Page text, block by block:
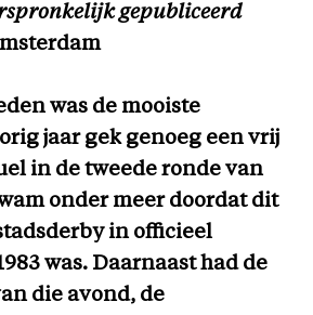
gepubliceerd
was de mooiste
jaar gek genoeg een vrij
in de tweede ronde van
onder meer doordat dit
in officieel
was. Daarnaast had de
die avond, de